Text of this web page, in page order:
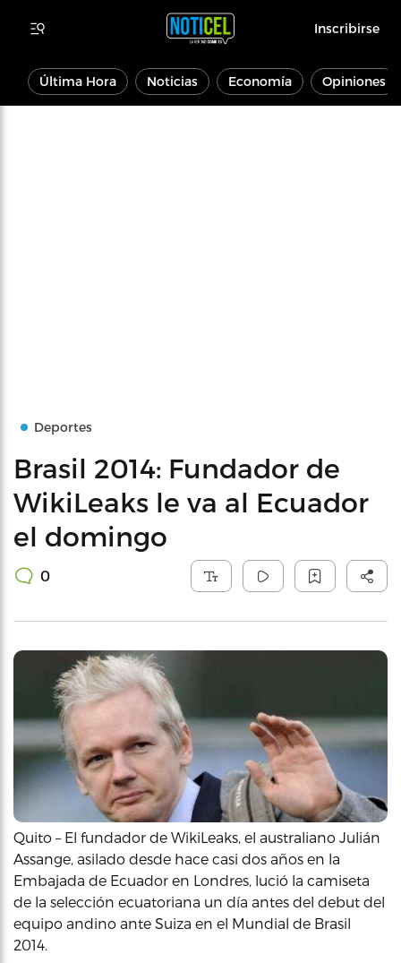
Inscribirse
Última Hora Noticias Economía Opiniones
Deportes
Brasil 2014: Fundador de
WikiLeaks le va al Ecuador
el domingo
0
Quito – El fundador de WikiLeaks, el australiano Julián
Assange, asilado desde hace casi dos años en la
Embajada de Ecuador en Londres, lució la camiseta
de la selección ecuatoriana un día antes del debut del
equipo andino ante Suiza en el Mundial de Brasil
2014.